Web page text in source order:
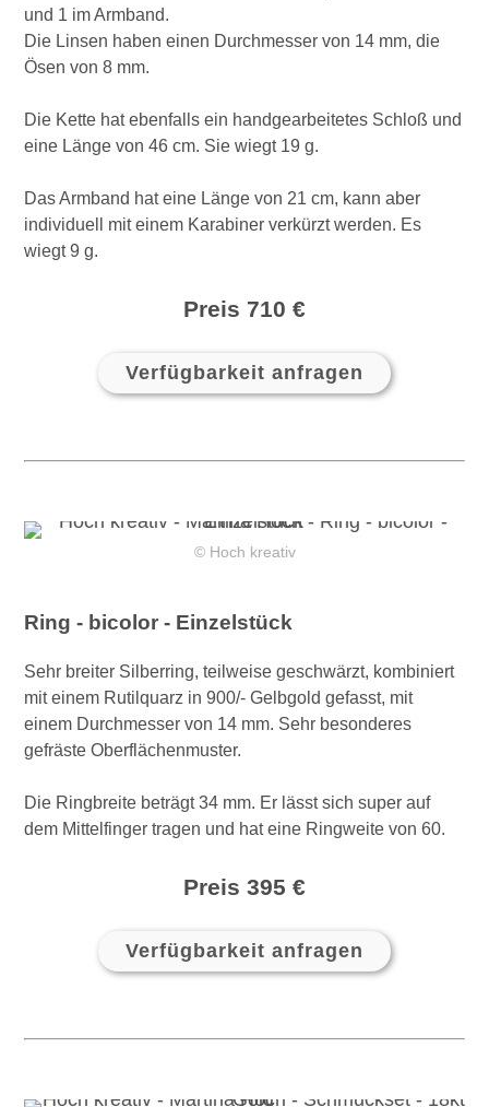
und 1 im Armband.
Die Linsen haben einen Durchmesser von 14 mm, die
Ösen von 8 mm.
Die Kette hat ebenfalls ein handgearbeitetes Schloß und
eine Länge von 46 cm. Sie wiegt 19 g.
Das Armband hat eine Länge von 21 cm, kann aber
individuell mit einem Karabiner verkürzt werden. Es
wiegt 9 g.
Preis 710 €
Verfügbarkeit anfragen
© Hoch kreativ
Ring - bicolor - Einzelstück
Sehr breiter Silberring, teilweise geschwärzt, kombiniert
mit einem Rutilquarz in 900/- Gelbgold gefasst, mit
einem Durchmesser von 14 mm. Sehr besonderes
gefräste Oberflächenmuster.
Die Ringbreite beträgt 34 mm. Er lässt sich super auf
dem Mittelfinger tragen und hat eine Ringweite von 60.
Preis 395 €
Verfügbarkeit anfragen